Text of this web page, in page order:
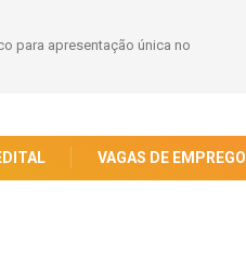
para apresentação única no
VAGAS DE EMPREGO